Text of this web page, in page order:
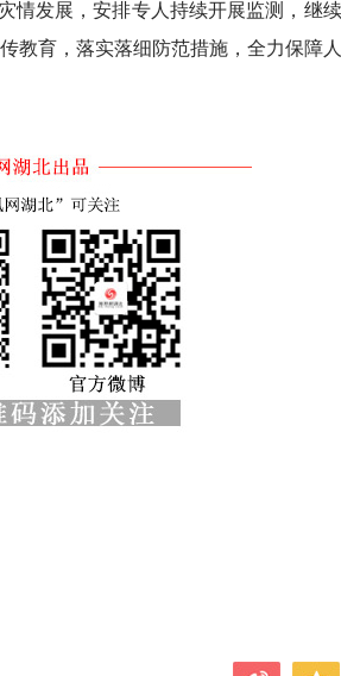
情发展，安排专人持续开展监测，继
教育，落实落细防范措施，全力保障